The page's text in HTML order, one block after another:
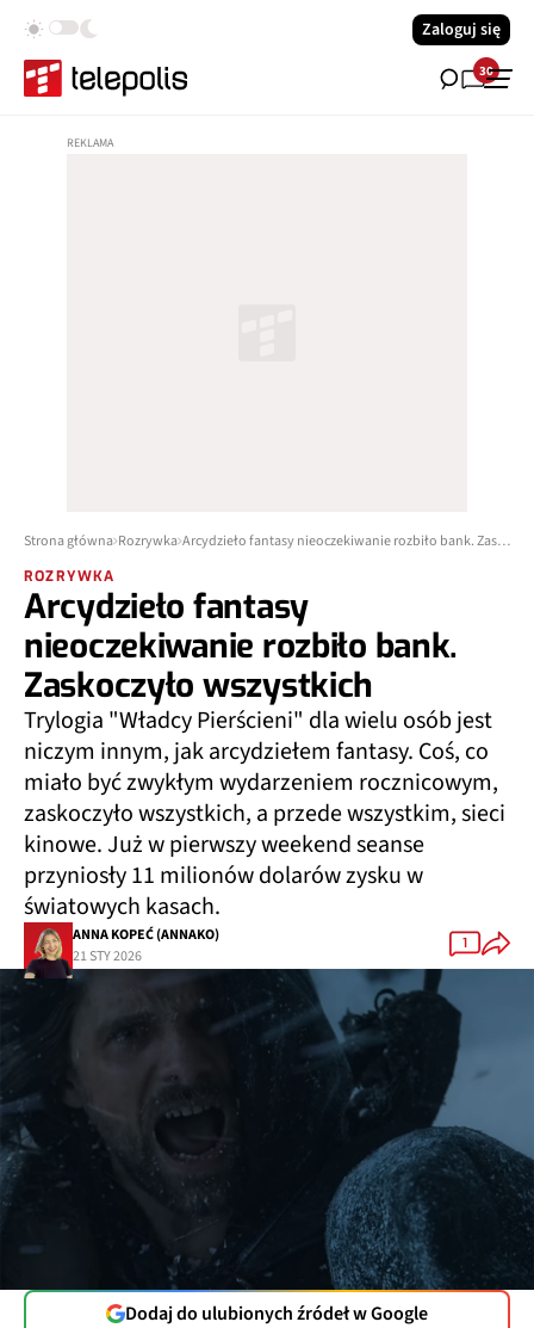
Zaloguj się
30
Strona główna Rozrywka Arcydzieło fantasy nieoczekiwanie rozbiło bank. Zaskoczyło wszystkich
ROZRYWKA
Arcydzieło fantasy
nieoczekiwanie rozbiło bank.
Zaskoczyło wszystkich
Trylogia "Władcy Pierścieni" dla wielu osób jest
niczym innym, jak arcydziełem fantasy. Coś, co
miało być zwykłym wydarzeniem rocznicowym,
zaskoczyło wszystkich, a przede wszystkim, sieci
kinowe. Już w pierwszy weekend seanse
przyniosły 11 milionów dolarów zysku w
światowych kasach.
ANNA KOPEĆ (ANNAKO)
21 STY 2026
1
Dodaj do ulubionych źródeł w Google